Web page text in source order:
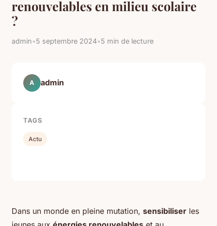
renouvelables en milieu scolaire
?
admin•5 septembre 2024•5 min de lecture
Dans un monde en pleine mutation, sensibiliser les
A admin
TAGS
Actu